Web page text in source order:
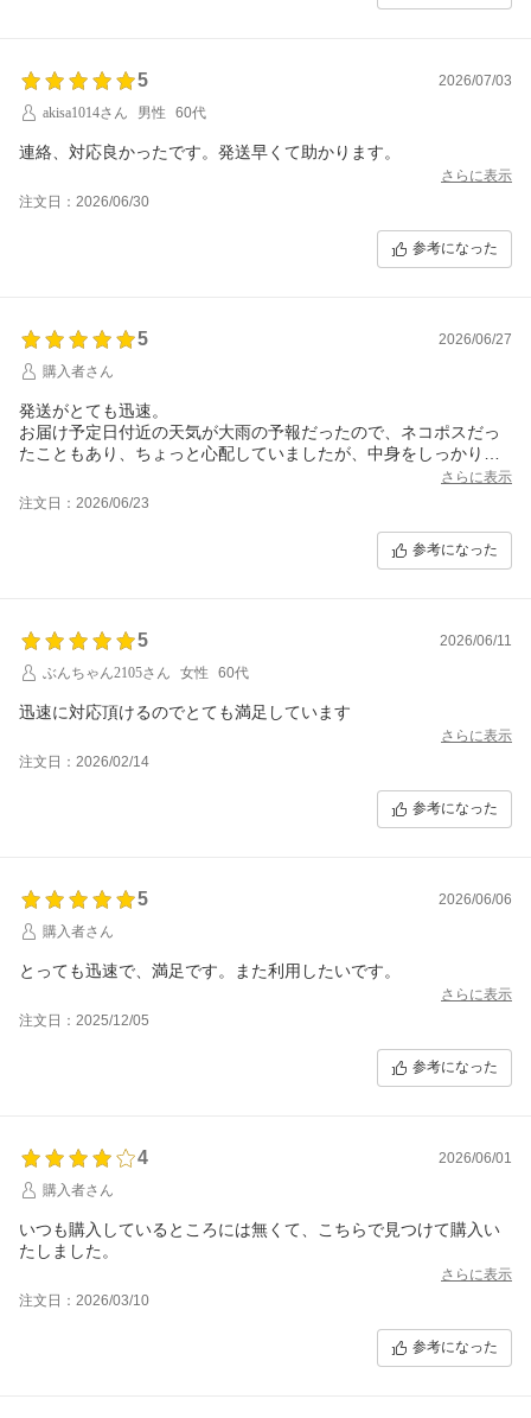
5
2026/07/03
akisa1014さん
男性 60代
連絡、対応良かったです。発送早くて助かります。
さらに表示
注文日：2026/06/30
参考になった
5
2026/06/27
購入者さん
発送がとても迅速。
お届け予定日付近の天気が大雨の予報だったので、ネコポスだっ
たこともあり、ちょっと心配していましたが、中身をしっかりビ
ニールで梱包してくれていたので濡れずにとても綺麗な状態で届
きました。お気遣いありがとうございました。また機会がありま
さらに表示
注文日：2026/06/23
参考になった
5
2026/06/11
ぶんちゃん2105さん
女性 60代
迅速に対応頂けるのでとても満足しています
さらに表示
注文日：2026/02/14
参考になった
5
2026/06/06
購入者さん
とっても迅速で、満足です。また利用したいです。
さらに表示
注文日：2025/12/05
参考になった
4
2026/06/01
購入者さん
いつも購入しているところには無くて、こちらで見つけて購入い
たしました。
さらに表示
注文日：2026/03/10
参考になった